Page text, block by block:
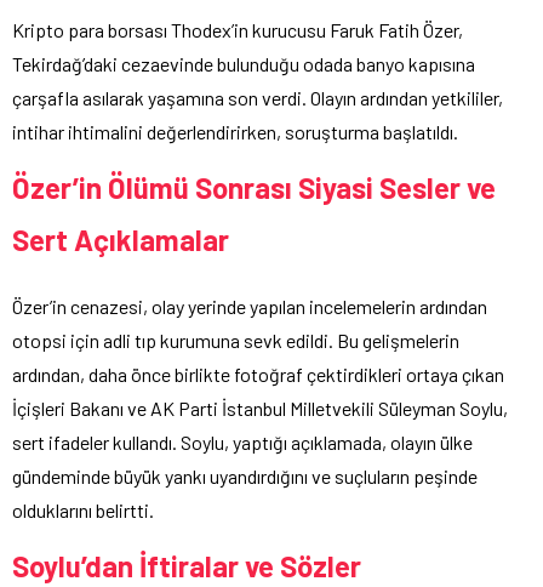
Kripto para borsası Thodex’in kurucusu Faruk Fatih Özer,
Tekirdağ’daki cezaevinde bulunduğu odada banyo kapısına
çarşafla asılarak yaşamına son verdi. Olayın ardından yetkililer,
intihar ihtimalini değerlendirirken, soruşturma başlatıldı.
Özer’in Ölümü Sonrası Siyasi Sesler ve
Sert Açıklamalar
Özer’in cenazesi, olay yerinde yapılan incelemelerin ardından
otopsi için adli tıp kurumuna sevk edildi. Bu gelişmelerin
ardından, daha önce birlikte fotoğraf çektirdikleri ortaya çıkan
İçişleri Bakanı ve AK Parti İstanbul Milletvekili Süleyman Soylu,
sert ifadeler kullandı. Soylu, yaptığı açıklamada, olayın ülke
gündeminde büyük yankı uyandırdığını ve suçluların peşinde
olduklarını belirtti.
Soylu’dan İftiralar ve Sözler